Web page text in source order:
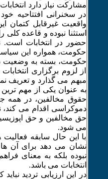
مشارکت نیاز دارد
در سخنرانی افتتاحیه
واقعیت غیرقابل کتمان
استثنا نبوده و قاعده
حضور در انتخابات است.
حکومت، همواره این
حکومت، بسته به وضعیت
از لزوم برگزاری
مبهم می گذارد و تعریف
به عنوان یکی از مهم
حقوق مخالفین، در همه
دموکراسی اقدام می
حق مخالفین و حق
می شود.
با این حال سابقه
نشان می دهد برای آن ها
نبوده بلکه به معنای
انتخابات می باشد.
در این ارزیابی تردید